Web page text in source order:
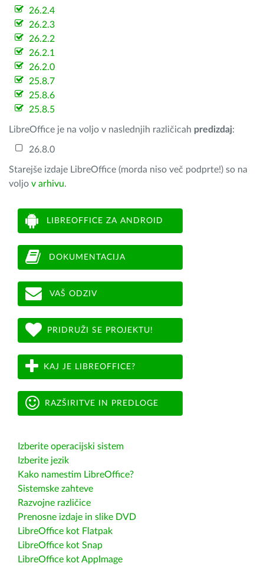
26.2.4
26.2.3
26.2.2
26.2.1
26.2.0
25.8.7
25.8.6
25.8.5
LibreOffice je na voljo v naslednjih različicah predizdaj:
26.8.0
Starejše izdaje LibreOffice (morda niso več podprte!) so na
voljo v arhivu.
LIBREOFFICE ZA ANDROID
DOKUMENTACIJA
VAŠ ODZIV
PRIDRUŽI SE PROJEKTU!
KAJ JE LIBREOFFICE?
RAZŠIRITVE IN PREDLOGE
Izberite operacijski sistem
Izberite jezik
Kako namestim LibreOffice?
Sistemske zahteve
Razvojne različice
Prenosne izdaje in slike DVD
LibreOffice kot Flatpak
LibreOffice kot Snap
LibreOffice kot AppImage